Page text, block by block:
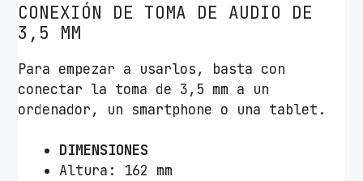
CONEXIÓN DE TOMA DE AUDIO DE
3,5 MM
Para empezar a usarlos, basta con
conectar la toma de 3,5 mm a un
ordenador, un smartphone o una tablet.
DIMENSIONES
Altura: 162 mm